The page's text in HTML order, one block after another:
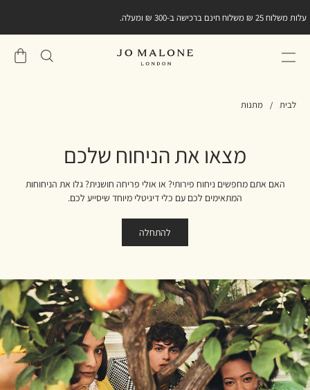
עלות משלוח 25 ₪ משלוח חינם ברכישה ב-300 ₪ ומעלה.
שֶׁלִי
לבית מתנות
מצאו את הניחוח שלכם
האם אתם מחפשים ניחוח פירותי? או אולי פריחה חושנית? גלו את הניחוחות
המתאימים לכם עם כלי דיגיטלי מיוחד שיסייע לכם.
להתחלה